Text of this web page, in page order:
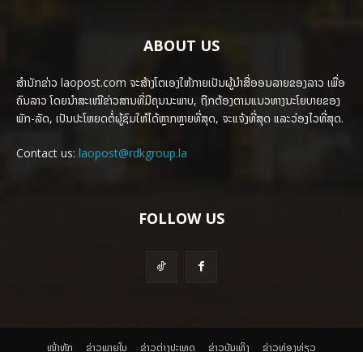
ABOUT US
ສຳນັກຂ່າວ laopost.com ຈະສ້າງໂຕເອງໃຫ້ກາຍເປັນຜູ້ນຳສື່ອອນລາຍຂອງລາວ ເພື່ອ
ຄົນລາວ ໂດຍນຳສະເໜີຂ່າວສານທີ່ມີຄຸນນະພາບ, ຖືກຕ້ອງຕາມແນວທາງນະໂຍບາຍຂອງ
ພັກ-ລັດ, ເປັນປະໂຫຍດຕໍ່ຜູ້ຊົມໃຫ້ໄດ້ຫຼາກຫຼາຍທີ່ສຸດ, ຈະແຈ້ງທີ່ສຸດ ແລະວ່ອງໄວທີ່ສຸດ.
Contact us: laopost@rdkgroup.la
FOLLOW US
ໜ້າຫຼັກ ຂ່າວພາຍ​ໃນ ຂ່າວຕ່າງປະເທດ ​ຂ່າວບັນເທິງ ​ຂ່າວທ່ອງທ່ຽວ